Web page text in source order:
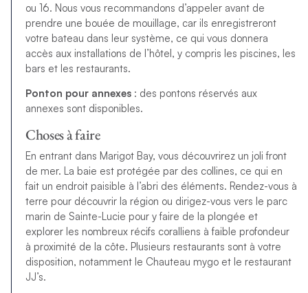
ou 16. Nous vous recommandons d’appeler avant de
prendre une bouée de mouillage, car ils enregistreront
votre bateau dans leur système, ce qui vous donnera
accès aux installations de l’hôtel, y compris les piscines, les
bars et les restaurants.
Ponton pour annexes: des pontons réservés aux
annexes sont disponibles.
Choses à faire
En entrant dans Marigot Bay, vous découvrirez un joli front
de mer. La baie est protégée par des collines, ce qui en
fait un endroit paisible à l’abri des éléments. Rendez-vous à
terre pour découvrir la région ou dirigez-vous vers le parc
marin de Sainte-Lucie pour y faire de la plongée et
explorer les nombreux récifs coralliens à faible profondeur
à proximité de la côte. Plusieurs restaurants sont à votre
disposition, notamment le Chauteau mygo et le restaurant
JJ’s.